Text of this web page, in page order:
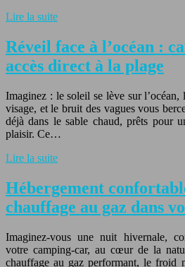
Lire la suite
Réveil face à l’océan :
accès direct à la plage
Imaginez : le soleil se lève sur l’océan,
visage, et le bruit des vagues vous
déjà dans le sable chaud, prêts pour
plaisir. Ce…
Lire la suite
Hébergement
chauffage au gaz dans
Imaginez-vous une nuit hivernale,
votre camping-car, au cœur de la
chauffage au gaz performant, le froid